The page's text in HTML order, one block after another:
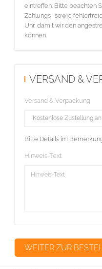
eintreffen. Bitte beachten
Zahlungs- sowie
Uhr, damit wir den
können.
VERSAND &
Versand & Verpackung
Bitte Details im
Hinweis-Text